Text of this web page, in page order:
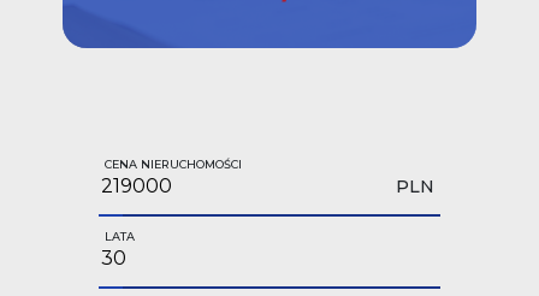
CENA NIERUCHOMOŚCI
PLN
LATA